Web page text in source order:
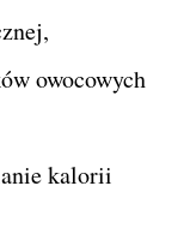
owocowych
kalorii